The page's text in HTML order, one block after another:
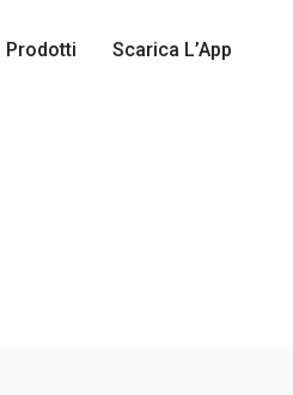
Prodotti Scarica L’App